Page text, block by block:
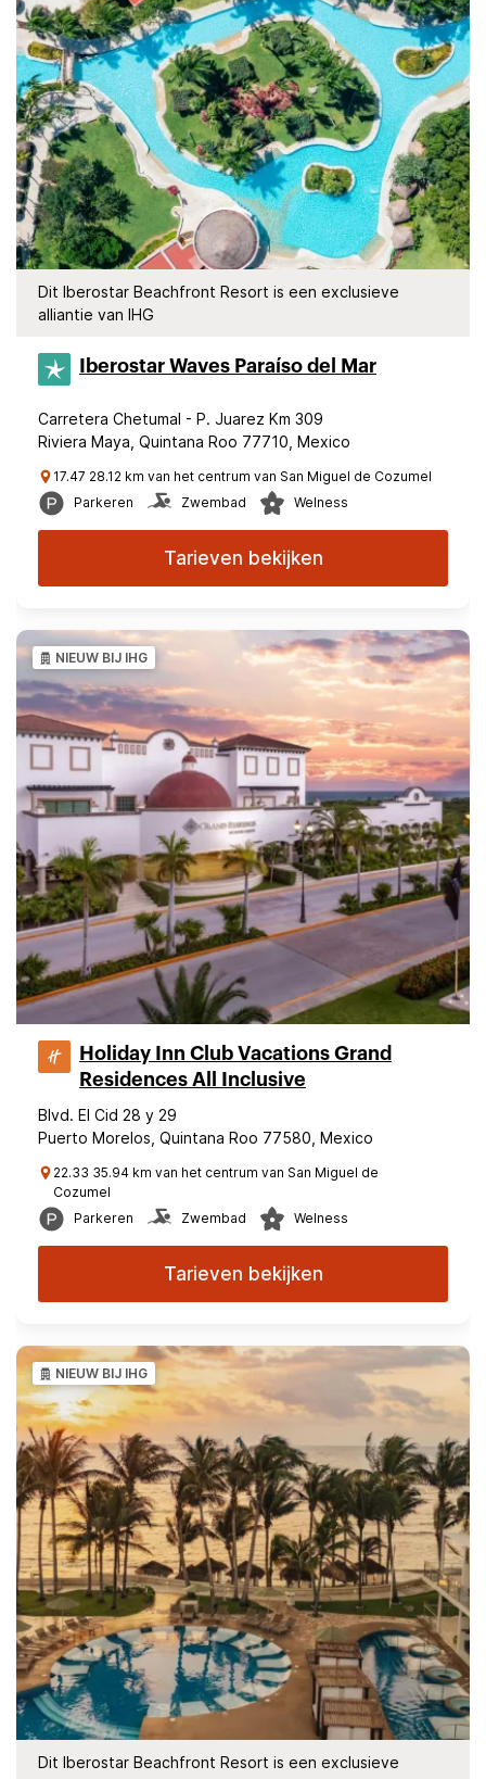
Dit Iberostar Beachfront Resort is een exclusieve
alliantie van IHG
Iberostar Waves Paraíso del Mar
Carretera Chetumal - P. Juarez Km 309
Riviera Maya, Quintana Roo 77710, Mexico
17.47 28.12 km van het centrum van San Miguel de Cozumel
Parkeren
Zwembad Welness
Tarieven bekijken
NIEUW BIJ IHG
Holiday Inn Club Vacations Grand
Residences All Inclusive
Blvd. El Cid 28 y 29
Puerto Morelos, Quintana Roo 77580, Mexico
22.33 35.94 km van het centrum van San Miguel de
Cozumel
Parkeren
Zwembad Welness
Tarieven bekijken
NIEUW BIJ IHG
Dit Iberostar Beachfront Resort is een exclusieve